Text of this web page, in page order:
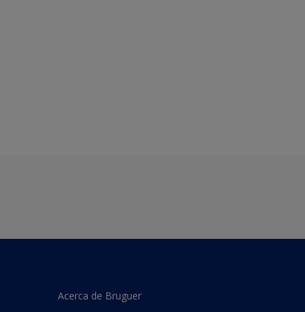
Acerca de Bruguer